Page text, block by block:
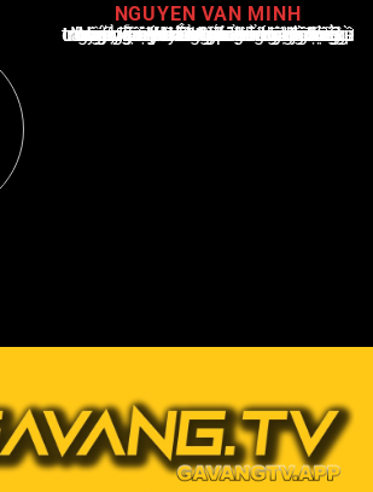
NGUYEN VAN MINH
Nguyễn Văn Minh là một trong những chuyên gia hàng đầu về báo cáo tin tức thể thao tại Việt Nam, với hơn 10 năm hoạt động trong ngành. Ông có kiến thức sâu rộng và kinh nghiệm đáng kể trong việc phân tích và báo cáo về các sự kiện thể thao hàng đầu. Sự hiểu biết sâu sắc của ông về ngành này đã giúp ông xây dựng uy tín và danh tiếng trong cộng đồng báo chí thể thao.